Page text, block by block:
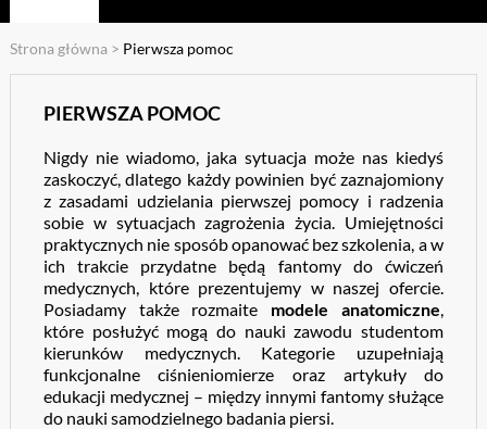
Strona główna > Pierwsza pomoc
PIERWSZA POMOC
Nigdy nie wiadomo, jaka sytuacja może nas kiedyś
zaskoczyć, dlatego każdy powinien być zaznajomiony
z zasadami udzielania pierwszej pomocy i radzenia
sobie w sytuacjach zagrożenia życia. Umiejętności
praktycznych nie sposób opanować bez szkolenia, a w
ich trakcie przydatne będą fantomy do ćwiczeń
medycznych, które prezentujemy w naszej ofercie.
Posiadamy także rozmaite modele anatomiczne,
które posłużyć mogą do nauki zawodu studentom
kierunków medycznych. Kategorie uzupełniają
funkcjonalne ciśnieniomierze oraz artykuły do
edukacji medycznej – między innymi fantomy służące
do nauki samodzielnego badania piersi.